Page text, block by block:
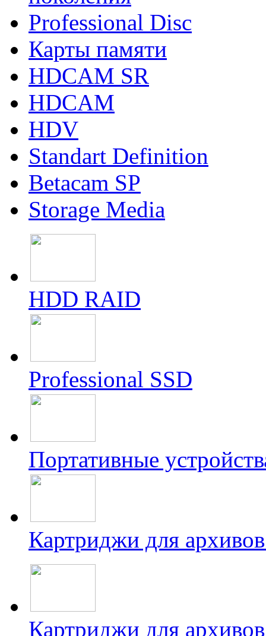
Professional Disc
Карты памяти
HDCAM SR
HDCAM
HDV
Standart Definition
Betacam SP
Storage Media
HDD RAID
Professional SSD
Портативные
Картриджи для
Картриджи для